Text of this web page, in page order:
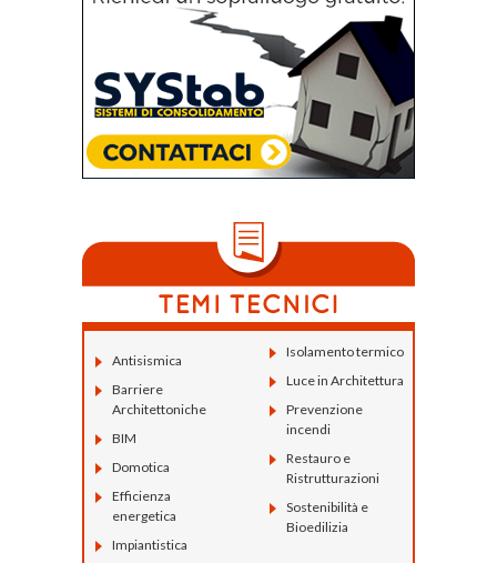
Antisismica
Barriere
Architettoniche
BIM
Domotica
Efficienza
energetica
Impiantistica
Isolamento termico
Luce in Architettura
Prevenzione
incendi
Restauro e
Ristrutturazioni
Sostenibilità e
Bioedilizia